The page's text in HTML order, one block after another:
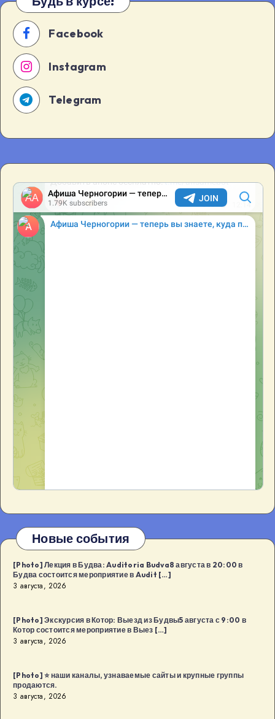
+
«Создание
эффективной
рекламы»
Facebook
Instagram
Telegram
Новые события
[Photo] Лекция в Будва: Auditoria Budva8 августа в 20:00 в
Будва состоится мероприятие в Audit […]
3 августа, 2026
[Photo] Экскурсия в Котор: Выезд из Будвы5 августа с 9:00 в
Котор состоится мероприятие в Выез […]
3 августа, 2026
[Photo] ⭐️ наши каналы, узнаваемые сайты и крупные группы
продаются.
3 августа, 2026